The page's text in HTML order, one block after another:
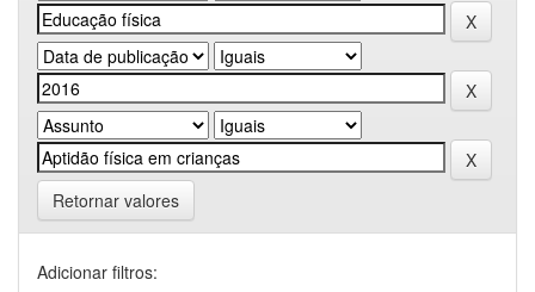
Retornar valores
Adicionar filtros: